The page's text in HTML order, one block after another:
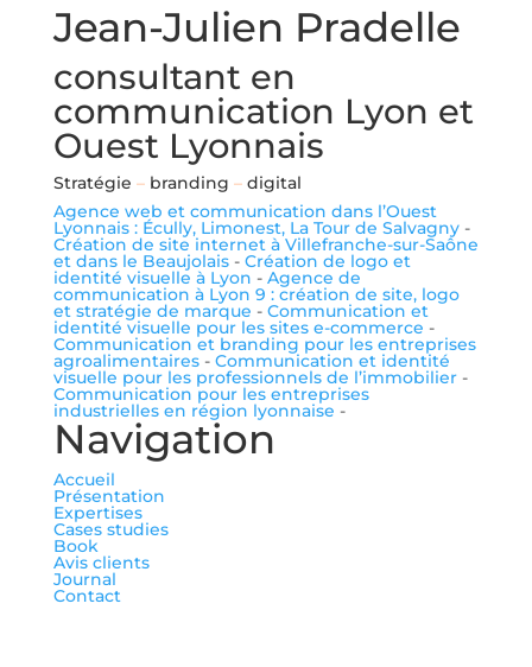
Jean-Julien Pradelle
consultant en
communication Lyon et
Ouest Lyonnais
Stratégie –branding –digital
Agence web et communication dans l’Ouest
Lyonnais : Écully, Limonest, La Tour de Salvagny-
Création de site internet à Villefranche-sur-Saône
et dans le Beaujolais- Création de logo et
identité visuelle à Lyon - Agence de
communication à Lyon 9 : création de site, logo
et stratégie de marque - Communication et
identité visuelle pour les sites e-commerce -
Communication et branding pour les entreprises
agroalimentaires- Communication et identité
visuelle pour les professionnels de l’immobilier-
Communication pour les entreprises
industrielles en région lyonnaise -
Navigation
Accueil
Présentation
Expertises
Cases studies
Book
Avis clients
Journal
Contact